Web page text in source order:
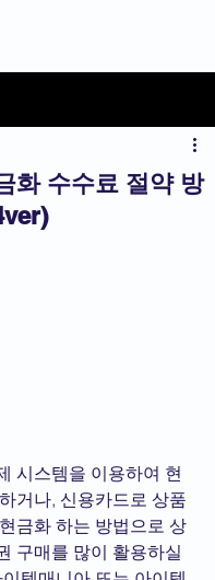
화 수수료 절약 방
시스템을 이용하여 현
거나, 신용카드로 상품
금화 하는 방법으로 상
구매를 많이 활용하실